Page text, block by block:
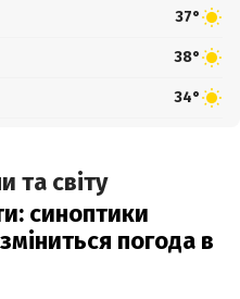
37°
38°
34°
та світу
синоптики
погода в